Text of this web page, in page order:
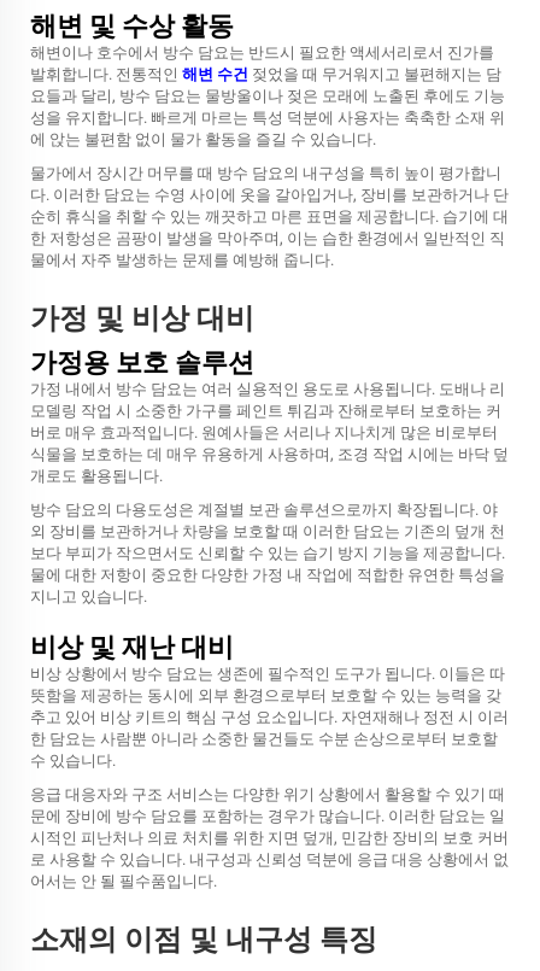
해변 및 수상 활동
해변이나 호수에서 방수 담요는 반드시 필요한 액세서리로서 진가를
발휘합니다. 전통적인 해변 수건 젖었을 때 무거워지고 불편해지는 담
요들과 달리, 방수 담요는 물방울이나 젖은 모래에 노출된 후에도 기능
성을 유지합니다. 빠르게 마르는 특성 덕분에 사용자는 축축한 소재 위
에 앉는 불편함 없이 물가 활동을 즐길 수 있습니다.
물가에서 장시간 머무를 때 방수 담요의 내구성을 특히 높이 평가합니
다. 이러한 담요는 수영 사이에 옷을 갈아입거나, 장비를 보관하거나 단
순히 휴식을 취할 수 있는 깨끗하고 마른 표면을 제공합니다. 습기에 대
한 저항성은 곰팡이 발생을 막아주며, 이는 습한 환경에서 일반적인 직
물에서 자주 발생하는 문제를 예방해 줍니다.
가정 및 비상 대비
가정용 보호 솔루션
가정 내에서 방수 담요는 여러 실용적인 용도로 사용됩니다. 도배나 리
모델링 작업 시 소중한 가구를 페인트 튀김과 잔해로부터 보호하는 커
버로 매우 효과적입니다. 원예사들은 서리나 지나치게 많은 비로부터
식물을 보호하는 데 매우 유용하게 사용하며, 조경 작업 시에는 바닥 덮
개로도 활용됩니다.
방수 담요의 다용도성은 계절별 보관 솔루션으로까지 확장됩니다. 야
외 장비를 보관하거나 차량을 보호할 때 이러한 담요는 기존의 덮개 천
보다 부피가 작으면서도 신뢰할 수 있는 습기 방지 기능을 제공합니다.
물에 대한 저항이 중요한 다양한 가정 내 작업에 적합한 유연한 특성을
지니고 있습니다.
비상 및 재난 대비
비상 상황에서 방수 담요는 생존에 필수적인 도구가 됩니다. 이들은 따
뜻함을 제공하는 동시에 외부 환경으로부터 보호할 수 있는 능력을 갖
추고 있어 비상 키트의 핵심 구성 요소입니다. 자연재해나 정전 시 이러
한 담요는 사람뿐 아니라 소중한 물건들도 수분 손상으로부터 보호할
수 있습니다.
응급 대응자와 구조 서비스는 다양한 위기 상황에서 활용할 수 있기 때
문에 장비에 방수 담요를 포함하는 경우가 많습니다. 이러한 담요는 일
시적인 피난처나 의료 처치를 위한 지면 덮개, 민감한 장비의 보호 커버
로 사용할 수 있습니다. 내구성과 신뢰성 덕분에 응급 대응 상황에서 없
어서는 안 될 필수품입니다.
소재의 이점 및 내구성 특징